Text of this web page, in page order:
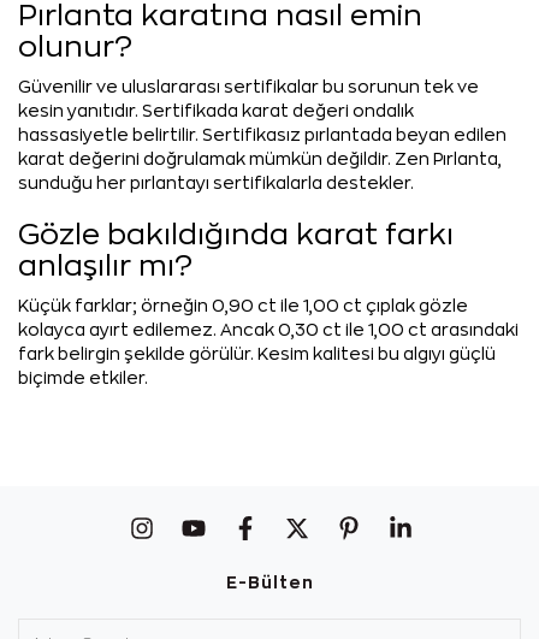
Pırlanta karatına nasıl emin
olunur?
Güvenilir ve uluslararası sertifikalar bu sorunun tek ve
kesin yanıtıdır. Sertifikada karat değeri ondalık
hassasiyetle belirtilir. Sertifikasız pırlantada beyan edilen
karat değerini doğrulamak mümkün değildir. Zen Pırlanta,
sunduğu her pırlantayı sertifikalarla destekler.
Gözle bakıldığında karat farkı
anlaşılır mı?
Küçük farklar; örneğin 0,90 ct ile 1,00 ct çıplak gözle
kolayca ayırt edilemez. Ancak 0,30 ct ile 1,00 ct arasındaki
fark belirgin şekilde görülür. Kesim kalitesi bu algıyı güçlü
biçimde etkiler.
E-Bülten